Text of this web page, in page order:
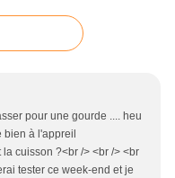
pour une gourde .... heu
bien à l'appreil
cuisson ?<br /> <br /> <br
tester ce week-end et je